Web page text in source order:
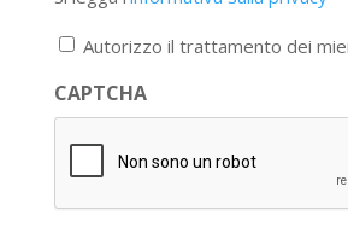
legga
l'informativa
privacy
*
Autorizzo il trattamento dei
CAPTCHA